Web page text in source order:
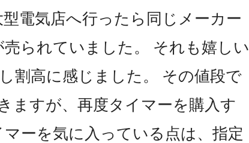
電気店へ行ったら同じメーカー
られていました。 それも嬉しい
割高に感じました。 その値段で
ますが、再度タイマーを購入す
ーを気に入っている点は、指定